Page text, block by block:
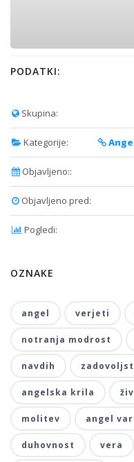
PODATKI:
Skupina:
Kategorije:
Objavljeno::
Objavljeno pred:
Pogledi:
OZNAKE
angel verjeti
notranja modrost
navdih
angelska krila
molitev angel
duhovnost vera